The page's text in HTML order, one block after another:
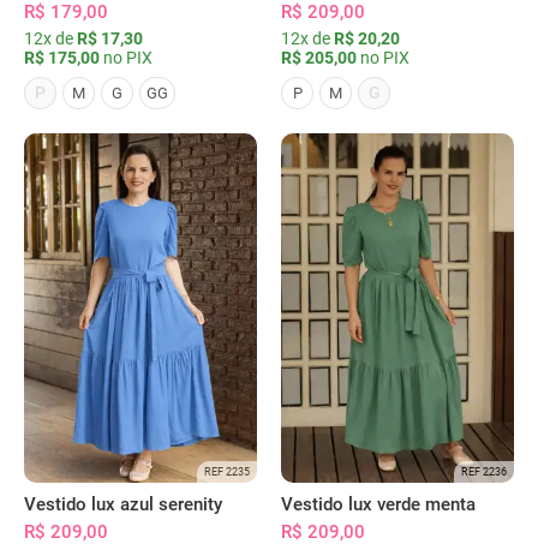
R$ 179,00
12x de R$ 17,30
R$ 175,00 no PIX
P
M G GG
R$ 209,00
12x de R$ 20,20
R$ 205,00 no PIX
P M G
REF 2235
Vestido lux azul serenity
R$ 209,00
REF 2236
Vestido lux verde menta
R$ 209,00